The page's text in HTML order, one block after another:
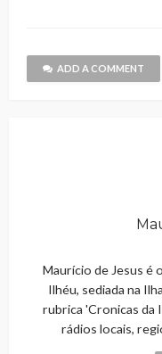
ADD A COMMENT
Maurício de Jesus é
Ilhéu, sediada na
rubrica 'Cronicas da
rádios locais,